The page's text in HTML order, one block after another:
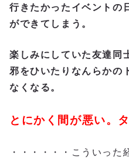
行きたかったイベントの
ができてしまう。
楽しみにしていた友達同
邪をひいたりなんらかの
なくなる。
とにかく間が悪い。
・・・・・・こういった